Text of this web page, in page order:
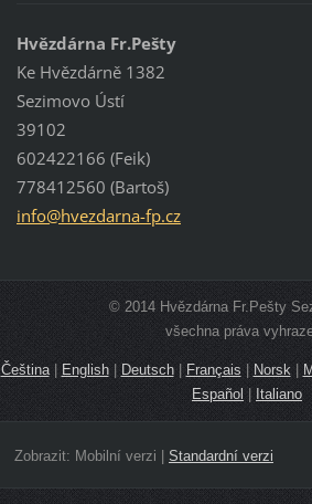
Hvězdárna Fr.Pešty
Ke Hvězdárně 1382
Sezimovo Ústí
39102
602422166 (Feik)
778412560 (Bartoš)
info@hvezdarna-fp.cz
© 2014 Hvězdárna Fr.Pešty
všechna práva
Čeština| English| Deutsch| Français Norsk|
Español
Italiano
Zobrazit: Mobilní verzi | Standardní verzi